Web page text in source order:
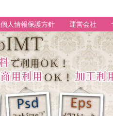
個人情報保護方針 運営会社